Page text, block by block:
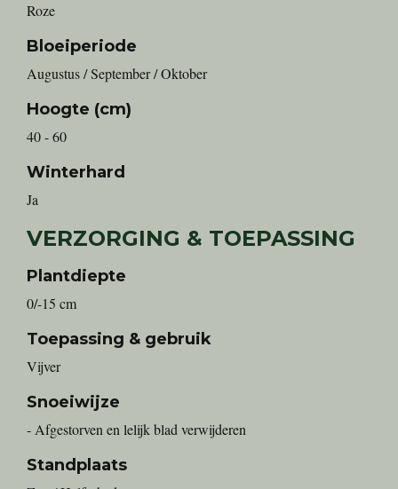
Roze
Bloeiperiode
Augustus / September / Oktober
Hoogte (cm)
40 - 60
Winterhard
Ja
VERZORGING & TOEPASSING
Plantdiepte
0/-15 cm
Toepassing & gebruik
Vijver
Snoeiwijze
- Afgestorven en lelijk blad verwijderen
Standplaats